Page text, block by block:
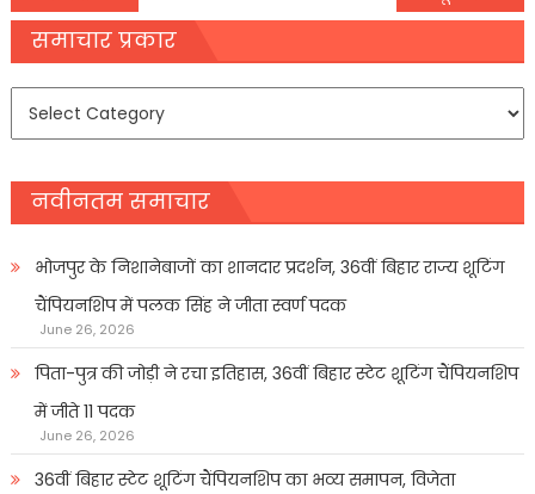
navigation
समाचार प्रकार
समाचार
नवीनतम समाचार
भोजपुर के निशानेबाजों का शानदार प्रदर्शन, 36वीं बिहार राज्य शूटिंग
चैंपियनशिप में पलक सिंह ने जीता स्वर्ण पदक
June 26, 2026
पिता-पुत्र की जोड़ी ने रचा इतिहास, 36वीं बिहार स्टेट शूटिंग चैंपियनशिप
में जीते 11 पदक
June 26, 2026
36वीं बिहार स्टेट शूटिंग चैंपियनशिप का भव्य समापन, विजेता